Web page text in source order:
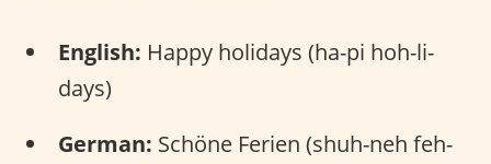
English: Happy holidays (ha-pi hoh-li-
days)
German: Schöne Ferien (shuh-neh feh-